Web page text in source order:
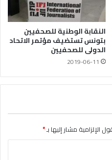
النقابة الوطنية للصحفيين
بتونس تستضيف مؤتمر الاتحاد
الدولى للصحفيين
2019-06-11
الإلزامية مشار إليها بـ*